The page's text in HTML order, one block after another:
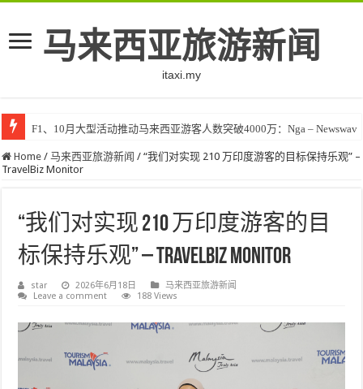
马来西亚旅游新闻
itaxi.my
F1、10月大型活动推动马来西亚游客人数突破4000万：Nga – Newswav
Home / 马来西亚旅游新闻 / “我们对实现 210 万印度游客的目标保持乐观” –
TravelBiz Monitor
“我们对实现 210 万印度游客的目
标保持乐观” – TravelBiz Monitor
star 2026年6月18日
马来西亚旅游新闻
Leave a comment
188 Views